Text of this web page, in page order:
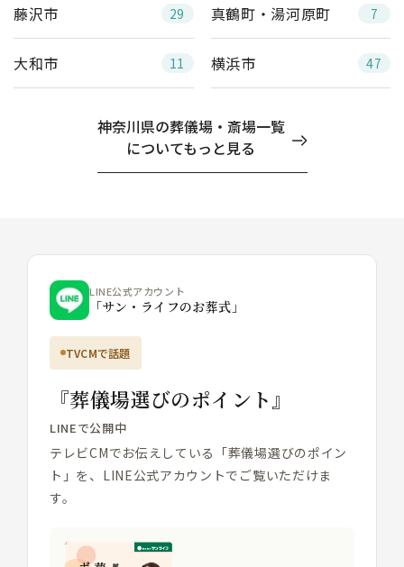
藤沢市 29 真鶴町・湯河原町 7
大和市 11 横浜市 47
神奈川県の葬儀場・斎場一覧
についてもっと見る
LINE公式アカウント
「サン・ライフのお葬式」
TVCMで話題
『葬儀場選びのポイント』
LINEで公開中
テレビCMでお伝えしている「葬儀場選びのポイン
ト」を、LINE公式アカウントでご覧いただけま
す。